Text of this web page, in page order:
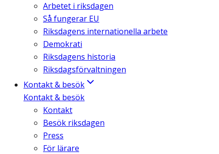
Arbetet i riksdagen
Så fungerar EU
Riksdagens internationella arbete
Demokrati
Riksdagens historia
Riksdagsförvaltningen
Kontakt & besök
Kontakt & besök
Kontakt
Besök riksdagen
Press
För lärare